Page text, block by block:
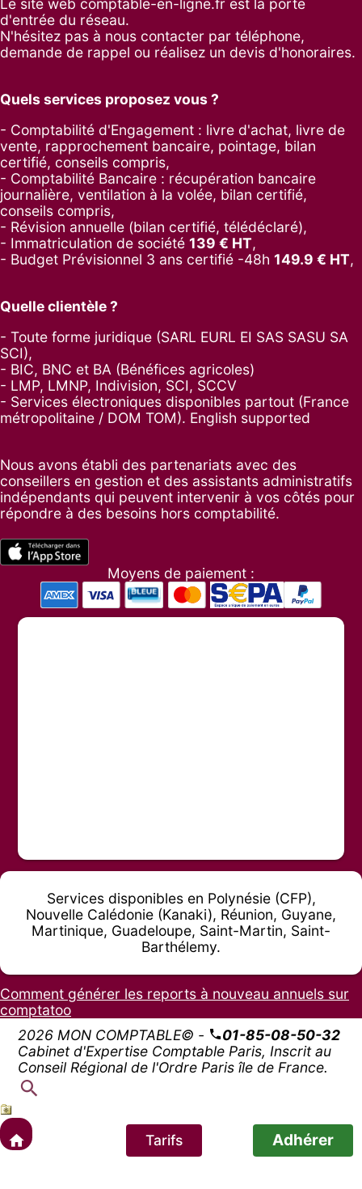
Le site web comptable-en-ligne.fr est la porte
d'entrée du réseau.
N'hésitez pas à nous contacter par téléphone,
demande de rappel ou réalisez un devis d'honoraires.
Quels services proposez vous ?
- Comptabilité d'Engagement : livre d'achat, livre de
vente, rapprochement bancaire, pointage, bilan
certifié, conseils compris,
- Comptabilité Bancaire : récupération bancaire
journalière, ventilation à la volée, bilan certifié,
conseils compris,
- Révision annuelle (bilan certifié, télédéclaré),
- Immatriculation de société 139 € HT,
- Budget Prévisionnel 3 ans certifié -48h 149.9 € HT,
Quelle clientèle ?
- Toute forme juridique (SARL EURL EI SAS SASU SA
SCI),
- BIC, BNC et BA (Bénéfices agricoles)
- LMP, LMNP, Indivision, SCI, SCCV
- Services électroniques disponibles partout (France
métropolitaine / DOM TOM). English supported
Nous avons établi des partenariats avec des
conseillers en gestion et des assistants administratifs
indépendants qui peuvent intervenir à vos côtés pour
répondre à des besoins hors comptabilité.
Moyens de paiement :
Services disponibles en Polynésie (CFP),
Nouvelle Calédonie (Kanaki), Réunion, Guyane,
Martinique, Guadeloupe, Saint-Martin, Saint-
Barthélemy.
Comment générer les reports à nouveau annuels sur
comptatoo
2026 MON COMPTABLE© -
01-85-08-50-32
Cabinet d'Expertise Comptable Paris, Inscrit au
Conseil Régional de l'Ordre Paris île de France.
Tarifs Adhérer